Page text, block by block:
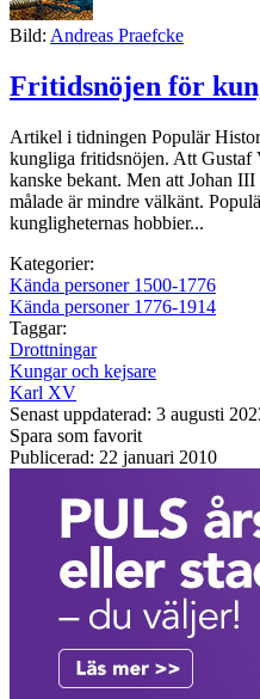
Bild: Andreas Praefcke
Fritidsnöjen för
Artikel i tidningen Populär
kungliga fritidsnöjen. Att Gustaf
kanske bekant. Men att Johan
målade är mindre välkänt.
kungligheternas hobbier...
Kategorier:
Kända personer 1500-1776
Kända personer 1776-1914
Taggar:
Drottningar
Kungar och kejsare
Karl XV
Senast uppdaterad: 3 augusti
Spara som favorit
Publicerad: 22 januari 2010